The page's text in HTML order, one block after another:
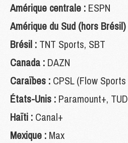
Amérique centrale : ESPN
Amérique du Sud (hors
Brésil : TNT Sports, SBT
Canada : DAZN
Caraïbes : CPSL (Flow
États-Unis : Paramount+,
Haïti : Canal+
Mexique : Max